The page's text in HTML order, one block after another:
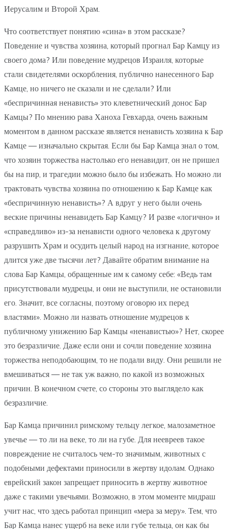
Иерусалим и Второй Храм.
Что соответствует понятию «сина» в этом рассказе?
Поведение и чувства хозяина, который прогнал Бар Камцу из
своего дома? Или поведение мудрецов Израиля, которые
стали свидетелями оскорбления, публично нанесенного Бар
Камце, но ничего не сказали и не сделали? Или
«беспричинная ненависть» это клеветнический донос Бар
Камцы? По мнению рава Ханоха Гевхарда, очень важным
моментом в данном рассказе является ненависть хозяина к Бар
Камце — изначально скрытая. Если бы Бар Камца знал о том,
что хозяин торжества настолько его ненавидит, он не пришел
бы на пир, и трагедии можно было бы избежать. Но можно ли
трактовать чувства хозяина по отношению к Бар Камце как
«беспричинную ненависть»? А вдруг у него были очень
веские причины ненавидеть Бар Камцу? И разве «логично» и
«справедливо» из-за ненависти одного человека к другому
разрушить Храм и осудить целый народ на изгнание, которое
длится уже две тысячи лет? Давайте обратим внимание на
слова Бар Камцы, обращенные им к самому себе: «Ведь там
присутствовали мудрецы, и они не выступили, не остановили
его. Значит, все согласны, поэтому оговорю их перед
властями». Можно ли назвать отношение мудрецов к
публичному унижению Бар Камцы «ненавистью»? Нет, скорее
это безразличие. Даже если они и сочли поведение хозяина
торжества неподобающим, то не подали виду. Они решили не
вмешиваться — не так уж важно, по какой из возможных
причин. В конечном счете, со стороны это выглядело как
безразличие.
Бар Камца причинил римскому тельцу легкое, малозаметное
увечье — то ли на веке, то ли на губе. Для неевреев такое
повреждение не считалось чем-то значимым, животных с
подобными дефектами приносили в жертву идолам. Однако
еврейский закон запрещает приносить в жертву животное
даже с такими увечьями. Возможно, в этом моменте мидраш
учит нас, что здесь работал принцип «мера за меру». Тем, что
Бар Камца нанес ущерб на веке или губе тельца, он как бы